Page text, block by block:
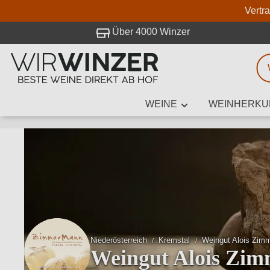
Über 4000 Winzer
WEINE
Niederösterreich Kremstal Weingut Alois
Weingut Alois
Weinsuche
Mindestens 3
bei WirWinzer.